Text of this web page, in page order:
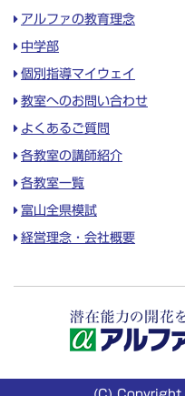
アルファの教育理念
中学部
個別指導マイウェイ
教室へのお問い合わせ
よくあるご質問
各教室の講師紹介
各教室一覧
富山全県模試
経営理念・会社概要